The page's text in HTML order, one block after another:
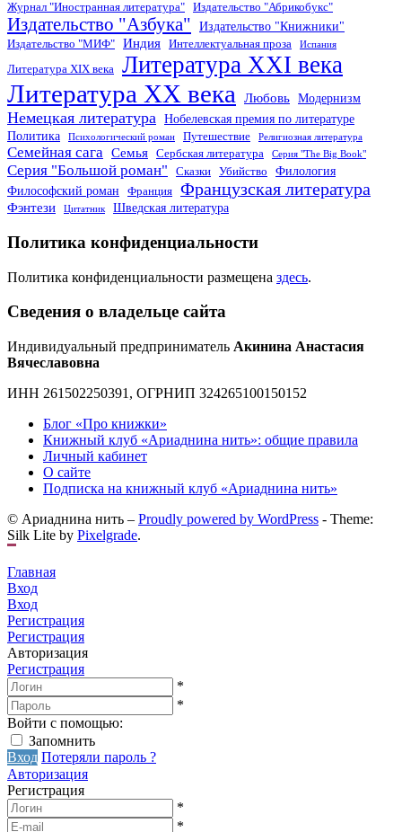
Журнал "Иностранная литература"
Издательство "Абрикобукс"
Издательство "Азбука" Издательство "Книжники"
Издательство "МИФ" Индия Интеллектуальная проза Испания
Литература XIX века Литература XXI века
Литература XX века Любовь Модернизм
Немецкая литература Нобелевская премия по литературе
Политика
Психологический роман Путешествие Религиозная литература
Семейная сага Семья Сербская литература Серия "The Big Book"
Серия "Большой роман" Сказки Убийство
Филология
Философский роман
Франция Французская литература
Фэнтези Цитатник Шведская литература
Политика конфиденциальности
Политика конфиденциальности размещена здесь.
Сведения о владельце сайта
Индивидуальный предприниматель Акинина Анастасия
Вячеславовна
ИНН 261502250391, ОГРНИП 324265100150152
Блог «Про книжки»
Книжный клуб «Ариаднина нить»: общие правила
Личный кабинет
О сайте
Подписка на книжный клуб «Ариаднина нить»
© Ариаднина нить – Proudly powered by WordPress - Theme:
Silk Lite by Pixelgrade.
Главная
Вход
Вход
Регистрация
Регистрация
Авторизация
Регистрация
*
*
Войти с помощью:
Запомнить
Вход Потеряли пароль ?
Авторизация
Регистрация
*
*